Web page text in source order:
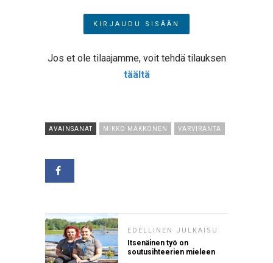
Jos et ole tilaajamme, voit tehdä tilauksen
täältä
AVAINSANAT MIKKO MAKKONEN VARVIRANTA
EDELLINEN JULKAISU
Itsenäinen työ on
soutusihteerien mieleen